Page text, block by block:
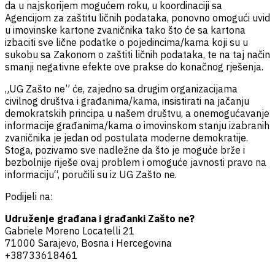
da u najskorijem mogućem roku, u koordinaciji sa
Agencijom za zaštitu ličnih podataka, ponovno omogući uvid
u imovinske kartone zvaničnika tako što će sa kartona
izbaciti sve lične podatke o pojedincima/kama koji su u
sukobu sa Zakonom o zaštiti ličnih podataka, te na taj način
smanji negativne efekte ove prakse do konačnog rješenja.
„UG Zašto ne” će, zajedno sa drugim organizacijama
civilnog društva i građanima/kama, insistirati na jačanju
demokratskih principa u našem društvu, a onemogućavanje
informacije građanima/kama o imovinskom stanju izabranih
zvaničnika je jedan od postulata moderne demokratije.
Stoga, pozivamo sve nadležne da što je moguće brže i
bezbolnije riješe ovaj problem i omoguće javnosti pravo na
informaciju“, poručili su iz UG Zašto ne.
Podijeli na:
Udruženje građana i građanki Zašto ne?
Gabriele Moreno Locatelli 21
71000 Sarajevo, Bosna i Hercegovina
+38733618461